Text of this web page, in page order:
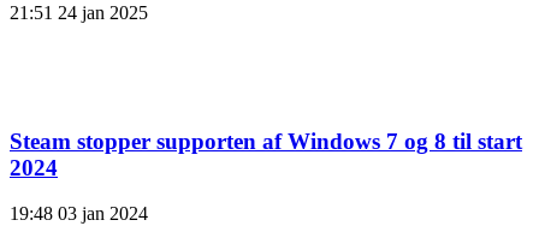
21:51 24 jan 2025
Steam stopper supporten af ​​Windows 7 og 8 til start
2024
19:48 03 jan 2024